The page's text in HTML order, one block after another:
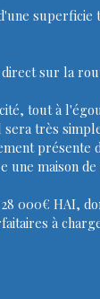
superficie
sur la
tout à
très
présente
maison de
000€ HAI,
à